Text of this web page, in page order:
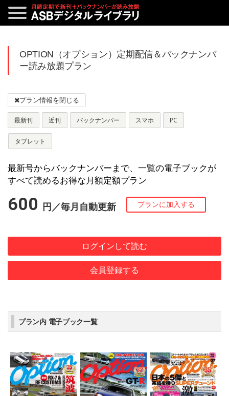
OPTION（オプション）定期配信＆バックナンバ
ー読み放題プラン
最新刊 近刊 バックナンバー スマホ PC
タブレット
最新号からバックナンバーまで、一覧の電子ブックが
すべて読めるお得な月額定額プラン
600 円／毎月自動更新 プランに加入する
ログインして読む
会員登録する
プラン内 電子ブック一覧